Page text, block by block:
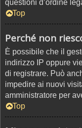
questioni d’ordine
Top
Perché non
È possibile che il
indirizzo IP oppure
di registrare. Può
impedire ai nuovi
amministratore per
Top